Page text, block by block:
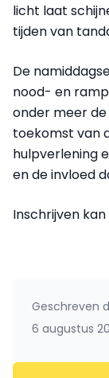
licht laat
tijden van
De
nood- en
onder meer
toekomst van
hulpverlening
en de invloed
Inschrijven
Geschreven
6 augustus